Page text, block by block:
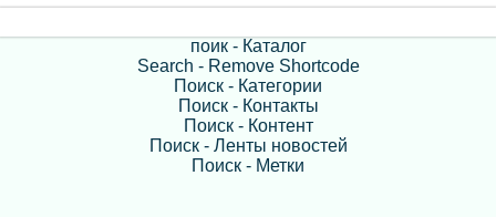
поик - Каталог
Search - Remove Shortcode
Поиск - Категории
Поиск - Контакты
Поиск - Контент
Поиск - Ленты новостей
Поиск - Метки